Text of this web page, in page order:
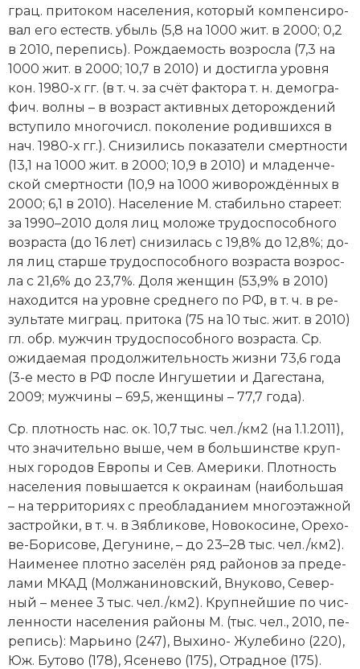
грац. при­то­ком на­се­ле­ния, ко­то­рый ком­пен­си­ро­
вал его ес­теств. убыль (5,8 на 1000 жит. в 2000; 0,2
в 2010, пе­ре­пись). Ро­ж­дае­мость воз­рос­ла (7,3 на
1000 жит. в 2000; 10,7 в 2010) и дос­тиг­ла уров­ня
кон. 1980-х гг. (в т. ч. за счёт фак­то­ра т. н. де­мо­гра­
фич. вол­ны – в воз­раст ак­тив­ных де­то­ро­ж­де­ний
всту­пи­ло мно­го­числ. по­ко­ле­ние ро­див­ших­ся в
нач. 1980-х гг.). Сни­зи­лись по­ка­за­те­ли смерт­но­сти
(13,1 на 1000 жит. в 2000; 10,9 в 2010) и мла­ден­че­
ской смерт­но­сти (10,9 на 1000 жи­во­ро­ж­дён­ных в
2000; 6,1 в 2010). На­се­ле­ние М. ста­биль­но ста­ре­ет:
за 1990–2010 до­ля лиц мо­ло­же тру­до­спо­соб­но­го
воз­рас­та (до 16 лет) сни­зи­лась с 19,8% до 12,8%; до­
ля лиц стар­ше тру­до­спо­соб­но­го воз­рас­та воз­рос­
ла с 21,6% до 23,7%. До­ля жен­щин (53,9% в 2010)
на­хо­дит­ся на уров­не сред­не­го по РФ, в т. ч. в ре­
зуль­та­те ми­грац. при­то­ка (75 на 10 тыс. жит. в 2010)
гл. обр. муж­чин тру­до­спо­соб­но­го воз­рас­та. Ср.
ожи­дае­мая про­дол­жи­тель­ность жиз­ни 73,6 го­да
(3-е ме­сто в РФ пос­ле Ин­гу­ше­тии и Да­ге­ста­на,
2009; муж­чи­ны – 69,5, жен­щи­ны – 77,7 го­да).
Ср. плот­ность нас. ок. 10,7 тыс. чел./км2 (на 1.1.2011),
что зна­чи­тель­но вы­ше, чем в боль­шин­ст­ве круп­
ных го­ро­дов Ев­ро­пы и Сев. Аме­ри­ки. Плот­ность
на­се­ле­ния по­вы­ша­ет­ся к ок­раи­нам (наи­боль­шая
– на тер­ри­то­ри­ях с пре­об­ла­да­ни­ем мно­го­этаж­ной
за­строй­ки, в т. ч. в Зяб­ли­ко­ве, Но­во­ко­си­не, Оре­хо­
ве-Бо­ри­со­ве, Де­гу­ни­не, – до 23–28 тыс. чел./км2).
Наи­ме­нее плот­но за­се­лён ряд рай­онов за пре­де­
ла­ми МКАД (Мол­жа­ни­нов­ский, Вну­ко­во, Се­вер­
ный – ме­нее 3 тыс. чел./км2). Круп­ней­шие по чис­
лен­но­сти на­се­ле­ния рай­оны М. (тыс. чел., 2010, пе­
ре­пись): Марь­и­но (247), Вы­хи­но- Жу­ле­би­но (220),
Юж. Бу­то­во (178), Ясе­не­во (175), От­рад­ное (175).